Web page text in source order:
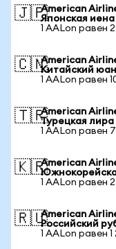
🇯🇵American
Японская иена
1 AALon равен
🇨🇳American
Китайский
1 AALon равен
🇹🇷American
Турецкая лира
1 AALon равен
🇰🇷American
1 AALon равен
🇷🇺American
Российский
1 AALon равен